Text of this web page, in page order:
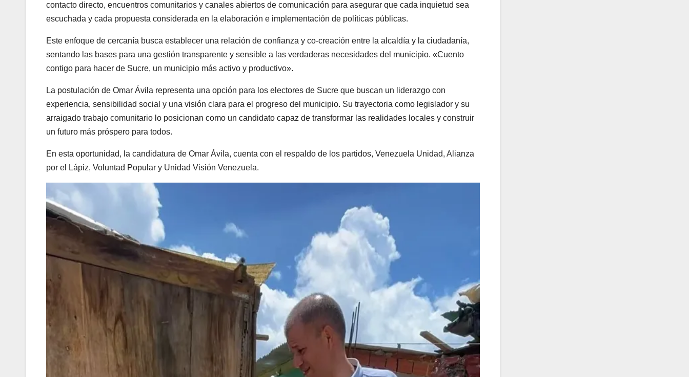
contacto directo, encuentros comunitarios y canales abiertos de comunicación para asegurar que cada inquietud sea
escuchada y cada propuesta considerada en la elaboración e implementación de políticas públicas.
Este enfoque de cercanía busca establecer una relación de confianza y co-creación entre la alcaldía y la ciudadanía,
sentando las bases para una gestión transparente y sensible a las verdaderas necesidades del municipio. «Cuento
contigo para hacer de Sucre, un municipio más activo y productivo».
La postulación de Omar Ávila representa una opción para los electores de Sucre que buscan un liderazgo con
experiencia, sensibilidad social y una visión clara para el progreso del municipio. Su trayectoria como legislador y su
arraigado trabajo comunitario lo posicionan como un candidato capaz de transformar las realidades locales y construir
un futuro más próspero para todos.
En esta oportunidad, la candidatura de Omar Ávila, cuenta con el respaldo de los partidos, Venezuela Unidad, Alianza
por el Lápiz, Voluntad Popular y Unidad Visión Venezuela.